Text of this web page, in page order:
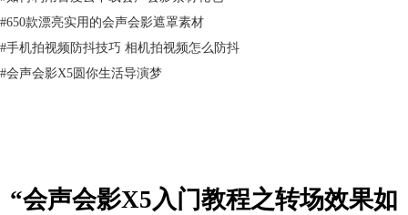
#650款漂亮实用的会声会影遮罩素材
#手机拍视频防抖技巧 相机拍视频怎么防抖
#会声会影X5圆你生活导演梦
“会声会影X5入门教程之转场效果如